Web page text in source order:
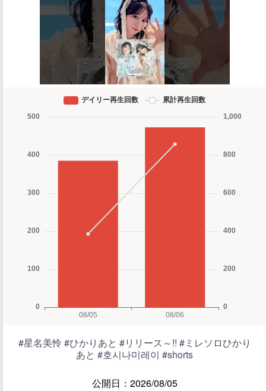
#星名美怜 #ひかりあと #リリース～!! #ミレソロひかり
あと #호시나미레이 #shorts
公開日：2026/08/05